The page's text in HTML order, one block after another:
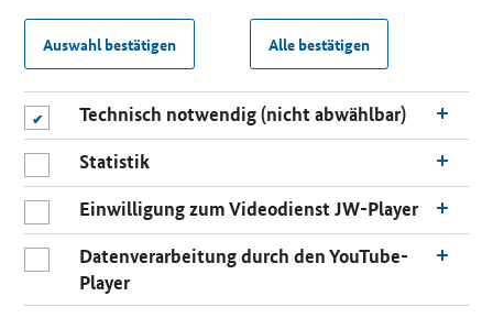
Auswahl bestätigen Alle bestätigen
Technisch notwendig (nicht abwählbar)
Statistik
Einwilligung zum Videodienst JW-Player
Datenverarbeitung durch den YouTube-
Player